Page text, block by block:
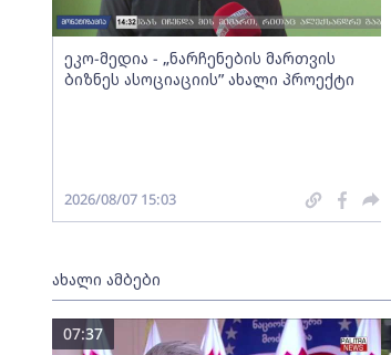
ეკო-მედია - „ნარჩენების მართვის
ბიზნეს ასოციაციის” ახალი პროექტი
2026/08/07 15:03
ახალი ამბები
07:37